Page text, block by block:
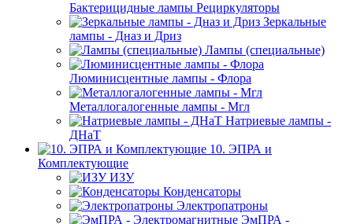
Бактерицидные лампы Рециркуляторы
Зеркальные
лампы - Дназ и Дриз
Лампы (специальные)
Люминисцентные лампы - Флора
Металлогалогенные лампы - Мгл
Натриевые лампы -
ДНаТ
10. ЭПРА и
Комплектующие
ИЗУ
Конденсаторы
Электропатроны
ЭмПРА -